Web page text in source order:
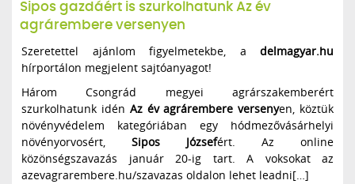
Sipos gazdáért is szurkolhatunk Az év
agrárembere versenyen
Szeretettel ajánlom figyelmetekbe, a delmagyar.hu
hírportálon megjelent sajtóanyagot!
Három Csongrád megyei agrár­szakemberért
szurkolhatunk idén Az év agrárembere versenyen, köztük
növényvédelem kategóriában egy hódmezővásárhelyi
növényorvosért, Sipos Józsefért. Az online
közönségszavazás január 20-ig tart. A voksokat az
azevagrarembere.hu/szavazas oldalon lehet leadni[…]